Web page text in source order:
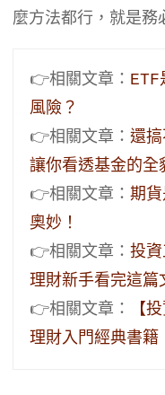
麼方法都行，就是務
👉相關文章： ETF
風險？
👉相關文章： 還
讓你看透基金的全
👉相關文章： 期
奧妙！
👉相關文章： 投
理財新手看完這篇
👉相關文章：
【
理財入門經典書籍